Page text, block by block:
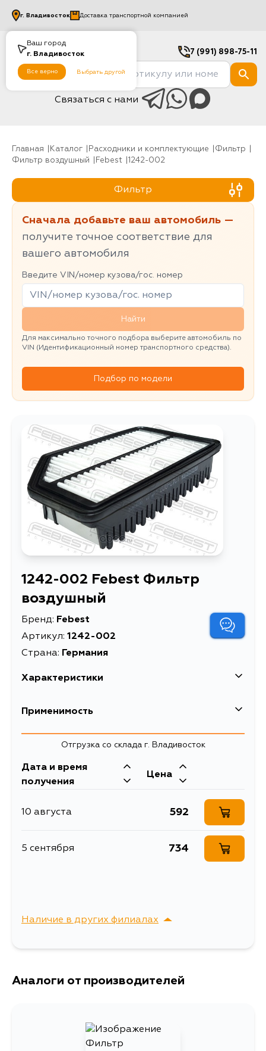
Ваш город
г. Владивосток
Все верно Выбрать другой
г. Владивосток Доставка транспортной компанией
7 (991) 898-75-11
Связаться с нами
Главная Каталог Расходники и комплектующие
фильтр
Фильтр воздушный
Febest 1242-002
Фильтр
Сначала добавьте ваш автомобиль —
получите точное соответствие для
вашего автомобиля
Введите VIN/номер кузова/гос. номер
Найти
Для максимально точного подбора выберите автомобиль по
VIN (Идентификационный номер транспортного средства).
Подбор по модели
1242-002 Febest Фильтр
воздушный
Бренд: Febest
Артикул: 1242-002
Страна: Германия
Характеристики
EAN-13
Длина упаковки, мм
Масса, кг 0.28
Товарная группа воздушные фильтры
Применимость
Отгрузка со склада г. Владивосток
Дата и время
получения
Цена
10 августа 592
5 сентября 734
Наличие в других филиалах
г. Владивосток,
Аналоги от производителей